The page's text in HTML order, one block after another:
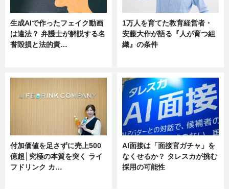
生成AIで作ったフェイク動画
は違法？ 弁護士が解説する名
誉毀損と法的責…
1万人を育てた教育経営者・
安藤大作が語る『人が育つ組
織』の条件
付加価値を足さずに売上500
億超│究極の本質を突く ライ
フドリンク カ…
AI面接は「面接官ガチャ」を
なくせるか？ タレスカが挑む
採用の可能性